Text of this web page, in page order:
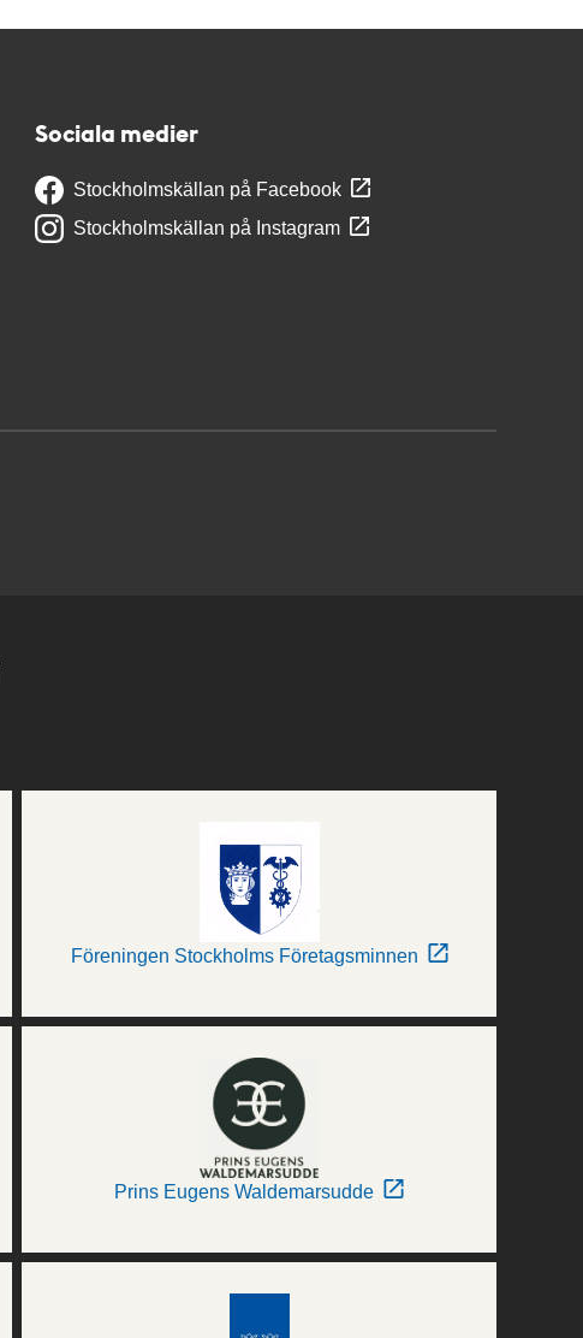
Sociala medier
Stockholmskällan på Facebook
Stockholmskällan på Instagram
Föreningen Stockholms Företagsminnen
Prins Eugens Waldemarsudde